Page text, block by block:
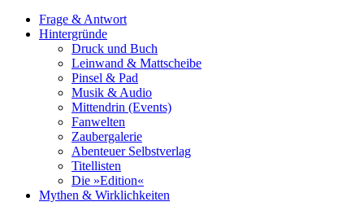
Frage & Antwort
Hintergründe
Druck und Buch
Leinwand & Mattscheibe
Pinsel & Pad
Musik & Audio
Mittendrin (Events)
Fanwelten
Zaubergalerie
Abenteuer Selbstverlag
Titellisten
Die »Edition«
Mythen & Wirklichkeiten